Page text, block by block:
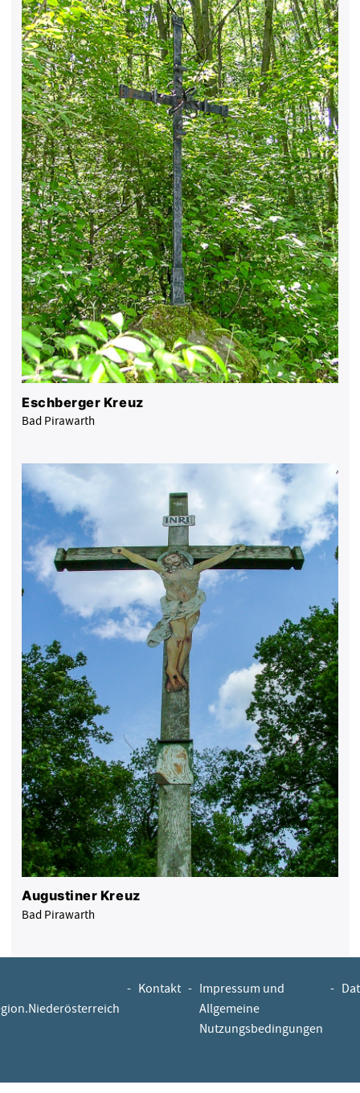
Eschberger Kreuz
Bad Pirawarth
Augustiner Kreuz
Bad Pirawarth
- Kontakt - Impressum und
Allgemeine
Nutzungsbedingungen
-